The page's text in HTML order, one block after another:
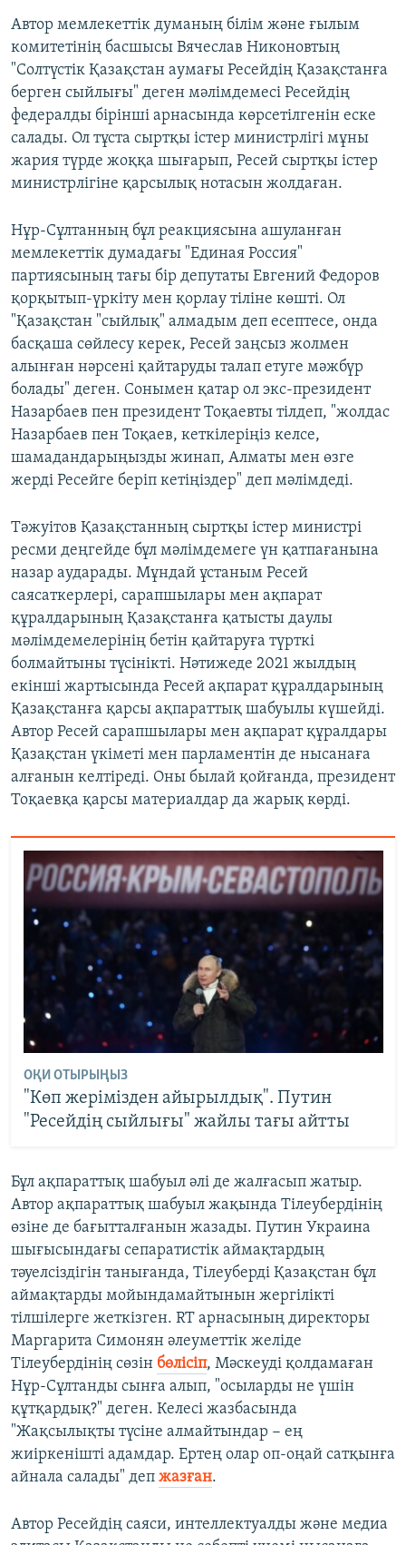
Автор мемлекеттік думаның білім және ғылым
комитетінің басшысы Вячеслав Никоновтың
"Солтүстік Қазақстан аумағы Ресейдің Қазақстанға
берген сыйлығы" деген мәлімдемесі Ресейдің
федералды бірінші арнасында көрсетілгенін еске
салады. Ол тұста сыртқы істер министрлігі мұны
жария түрде жоққа шығарып, Ресей сыртқы істер
министрлігіне қарсылық нотасын жолдаған.
Нұр-Сұлтанның бұл реакциясына ашуланған
мемлекеттік думадағы "Единая Россия"
партиясының тағы бір депутаты Евгений Федоров
қорқытып-үркіту мен қорлау тіліне көшті. Ол
"Қазақстан "сыйлық" алмадым деп есептесе, онда
басқаша сөйлесу керек, Ресей заңсыз жолмен
алынған нәрсені қайтаруды талап етуге мәжбүр
болады" деген. Сонымен қатар ол экс-президент
Назарбаев пен президент Тоқаевты тілдеп, "жолдас
Назарбаев пен Тоқаев, кеткілеріңіз келсе,
шамадандарыңызды жинап, Алматы мен өзге
жерді Ресейге беріп кетіңіздер" деп мәлімдеді.
Тәжуітов Қазақстанның сыртқы істер министрі
ресми деңгейде бұл мәлімдемеге үн қатпағанына
назар аударады. Мұндай ұстаным Ресей
саясаткерлері, сарапшылары мен ақпарат
құралдарының Қазақстанға қатысты даулы
мәлімдемелерінің бетін қайтаруға түрткі
болмайтыны түсінікті. Нәтижеде 2021 жылдың
екінші жартысында Ресей ақпарат құралдарының
Қазақстанға қарсы ақпараттық шабуылы күшейді.
Автор Ресей сарапшылары мен ақпарат құралдары
Қазақстан үкіметі мен парламентін де нысанаға
алғанын келтіреді. Оны былай қойғанда, президент
Тоқаевқа қарсы материалдар да жарық көрді.
ОҚИ ОТЫРЫҢЫЗ
"Көп жерімізден айырылдық". Путин
"Ресейдің сыйлығы" жайлы тағы айтты
Бұл ақпараттық шабуыл әлі де жалғасып жатыр.
Автор ақпараттық шабуыл жақында Тілеубердінің
өзіне де бағытталғанын жазады. Путин Украина
шығысындағы сепаратистік аймақтардың
тәуелсіздігін танығанда, Тілеуберді Қазақстан бұл
аймақтарды мойындамайтынын жергілікті
тілшілерге жеткізген. RT арнасының директоры
Маргарита Симонян әлеуметтік желіде
Тілеубердінің сөзін бөлісіп, Мәскеуді қолдамаған
Нұр-Сұлтанды сынға алып, "осыларды не үшін
құтқардық?" деген. Келесі жазбасында
"Жақсылықты түсіне алмайтындар − ең
жиіркенішті адамдар. Ертең олар оп-оңай сатқынға
айнала салады" деп жазған.
Автор Ресейдің саяси, интеллектуалды және медиа